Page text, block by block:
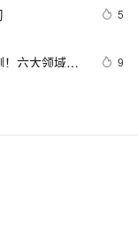
5
六大领域细
9
大模型语言
践